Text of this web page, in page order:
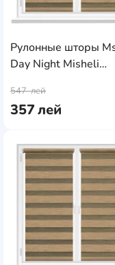
Рулонные шторы
Day Night Misheli
0.50x1.70m
357лей
547лей